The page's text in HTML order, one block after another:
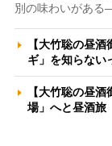
別の味わいがあ
【大竹聡の昼
ギ」を知らな
【大竹聡の昼
場」へと昼酒